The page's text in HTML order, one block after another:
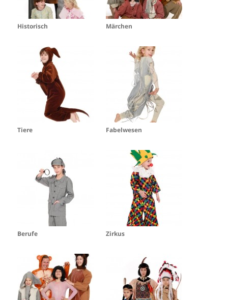
Historisch Märchen
Tiere Fabelwesen
Berufe Zirkus